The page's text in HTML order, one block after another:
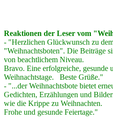
Reaktionen der Leser vom
- "Herzlichen Glückwunsch zu
"Weihnachtsboten". Die Beiträge
von beachtlichem Niveau.
Bravo. Eine erfolgreiche, gesunde
Weihnachtstage. Beste Grüße."
- "...der Weihnachtsbote bietet
Gedichten, Erzählungen und
wie die Krippe zu Weihnachten.
Frohe und gesunde Feiertage."